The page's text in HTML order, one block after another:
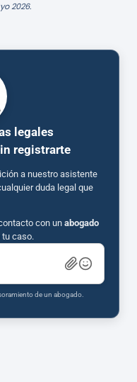
2026.
legales
registrarte
a nuestro asistente
duda legal que
con un abogado
caso.
de un abogado.